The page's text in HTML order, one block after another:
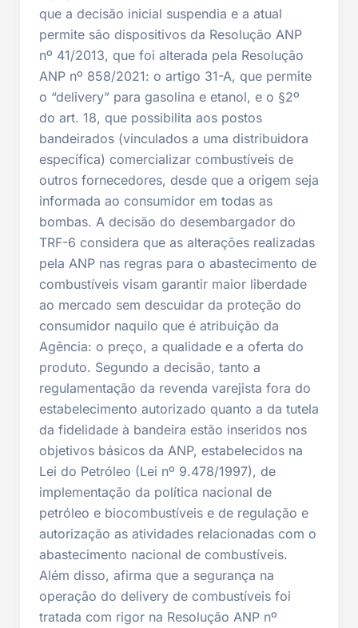
que a decisão inicial suspendia e a atual
permite são dispositivos da Resolução ANP
nº 41/2013, que foi alterada pela Resolução
ANP nº 858/2021: o artigo 31-A, que permite
o “delivery” para gasolina e etanol, e o §2º
do art. 18, que possibilita aos postos
bandeirados (vinculados a uma distribuidora
específica) comercializar combustíveis de
outros fornecedores, desde que a origem seja
informada ao consumidor em todas as
bombas. A decisão do desembargador do
TRF-6 considera que as alterações realizadas
pela ANP nas regras para o abastecimento de
combustíveis visam garantir maior liberdade
ao mercado sem descuidar da proteção do
consumidor naquilo que é atribuição da
Agência: o preço, a qualidade e a oferta do
produto. Segundo a decisão, tanto a
regulamentação da revenda varejista fora do
estabelecimento autorizado quanto a da tutela
da fidelidade à bandeira estão inseridos nos
objetivos básicos da ANP, estabelecidos na
Lei do Petróleo (Lei nº 9.478/1997), de
implementação da política nacional de
petróleo e biocombustíveis e de regulação e
autorização as atividades relacionadas com o
abastecimento nacional de combustíveis.
Além disso, afirma que a segurança na
operação do delivery de combustíveis foi
tratada com rigor na Resolução ANP nº